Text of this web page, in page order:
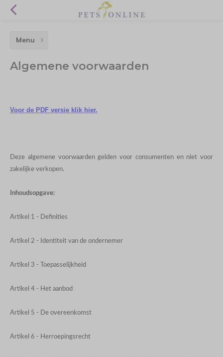
Menu
Algemene voorwaarden
Voor de PDF versie klik hier.
Deze algemene voorwaarden gelden voor consumenten en niet voor
zakelijke verkopen.
Inhoudsopgave:
Artikel 1 - Definities
Artikel 2 - Identiteit van de ondernemer
Artikel 3 - Toepasselijkheid
Artikel 4 - Het aanbod
Artikel 5 - De overeenkomst
Artikel 6 - Herroepingsrecht